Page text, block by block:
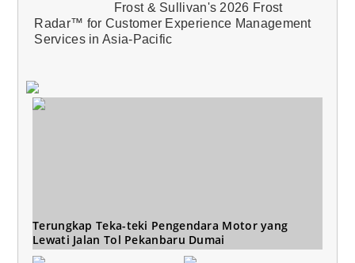
Frost & Sullivan's 2026 Frost
Radar™ for Customer Experience Management
Services in Asia-Pacific
Terungkap Teka-teki Pengendara Motor yang
Lewati Jalan Tol Pekanbaru Dumai